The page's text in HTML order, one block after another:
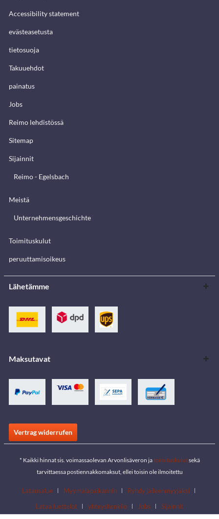
Accessibility statement
evästeasetusta
tietosuoja
Takuuehdot
painatus
Jobs
Reimo lehdistössä
Sitemap
Sijainnit
Reimo - Egelsbach
Meistä
Unternehmensgeschichte
Toimituskulut
peruuttamisoikeus
Lähetämme
Maksutavat
Vertrag widerrufen
* Kaikki hinnat sis. voimassaolevan Arvonlisäveron jatoimituskulutsekä
tarvittaessa postiennakkomaksut, ellei toisin ole ilmoitettu
Latausalue Myymäläpaikannin
Ryhdy jälleenmyyjäksi
Lataa luettelot
yhteyshenkilö Jobs Sijainnit